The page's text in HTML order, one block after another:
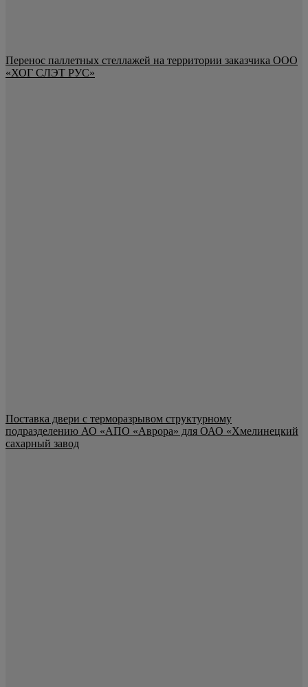
Перенос паллетных стеллажей на территории заказчика ООО
«ХОГ СЛЭТ РУС»
Поставка двери с терморазрывом структурному
подразделению АО «АПО «Аврора» для ОАО «Хмелинецкий
сахарный завод